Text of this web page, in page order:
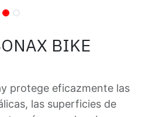
BIKE
protege eficazmente las
las superficies de